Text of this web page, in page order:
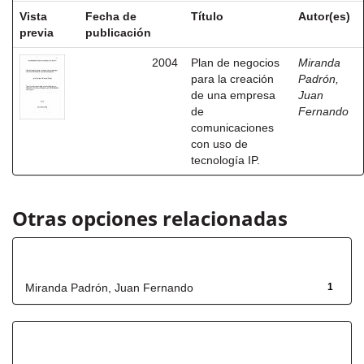
Vista
previa
Fecha de
publicación
Título Autor(es)
2004
Plan de negocios
para la creación
de una empresa
de
comunicaciones
con uso de
tecnología IP.
Miranda
Padrón,
Juan
Fernando
Otras opciones relacionadas
1
Miranda Padrón, Juan Fernando